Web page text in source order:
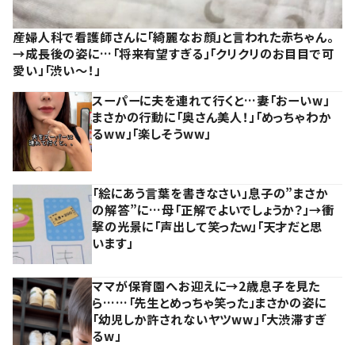
産婦人科で看護師さんに「綺麗なお顔」と言われた赤ちゃん。
→成長後の姿に…「将来有望すぎる」「クリクリのお目目で可
愛い」「渋い～！」
スーパーに夫を連れて行くと…妻「おーいw」
まさかの行動に「奥さん美人！」「めっちゃわか
るww」「楽しそうww」
「絵にあう言葉を書きなさい」息子の”まさか
の解答”に…母「正解でよいでしょうか？」→衝
撃の光景に「声出して笑ったｗ」「天才だと思
います」
ママが保育園へお迎えに→2歳息子を見た
ら……「先生とめっちゃ笑った」まさかの姿に
「幼児しか許されないヤツww」「大渋滞すぎ
るw」